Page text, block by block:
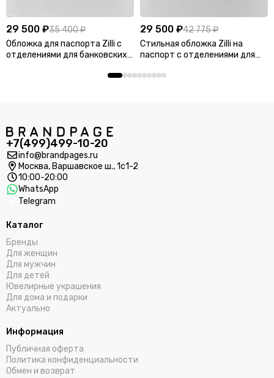
29 500 ₽35 400 ₽
Обложка для паспорта Zilli с
отделениями для банковских
29 500 ₽42 775 ₽
Стильная обложка Zilli на
паспорт с отделениями для
+7(499)499-10-20
info@brandpages.ru
Москва, Варшавское ш., 1с1-2
10:00-20:00
WhatsApp
Telegram
Каталог
Бренды
Для женщин
Для мужчин
Для детей
Ювелирные украшения
Для дома и подарки
Актуально
Информация
Публичная оферта
Политика конфиденциальности
Обмен и возврат